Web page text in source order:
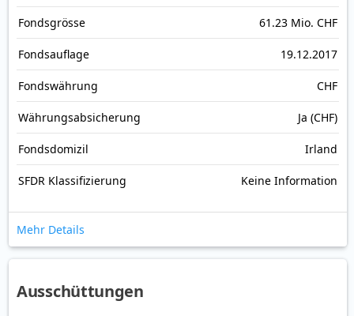
Fonds­grösse 61.23 Mio. CHF
Fonds­auflage 19.12.2017
Fonds­währung CHF
Währungsabsicherung Ja (CHF)
Fondsdomizil Irland
SFDR Klassifizierung Keine Information
Mehr Details
Ausschüttungen